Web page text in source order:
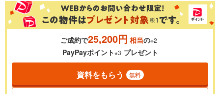
ご成約で25,200円 相当の※2
PayPayポイント※3 プレゼント
資料をもらう 無料